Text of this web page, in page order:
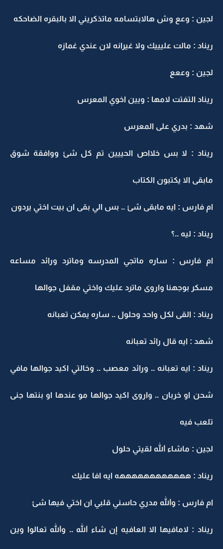
لجين : وعع وش هالابتسامه ماتذكريني الا بالبقره الضاحكه
ريناد : مالت عليييك ولا غيرانه لان عندي غمازه
لجين : وععع
ريناد التفتت لامها : ويين اخوي المعرس
شهد : بدري على المعرس
ريناد : لا بس خلااص الحييين تم كل شئ ووافقة شوق
مابقى الا يكتبون الكتاب
ام فارس : ايه مابقى شئ .. بس الي بقى ان بيت اختي يردون
ريناد : ليه ..؟
ام فارس : ساره ماتجي المدرسه وماترد ورائد مساعه
مسكر بوجهنا واروى ماترد عليك واختي مقفل جوالها
ريناد : القى لكل واحد وحلول .. ساره يمكن تعبانه
شهد : ايه قال رائد تعبانه
ريناد : ايه تعبانه .. ورائد معصب .. وخالتي اكيد جوالها مافي
شحن او خربان .. واروى اكيد جوالها مو عندها او بنتها جنى
تلعب فيه
لجين : ماشاء الله لقيتي حلول
ريناد : ههههههههههههه ايه افا عليك
ام فارس : والله مدري حاسني قلبي ان اختي فيها شئ
ريناد : لامافيها الا العافيه إن شاء الله .. والله تعالوا وين